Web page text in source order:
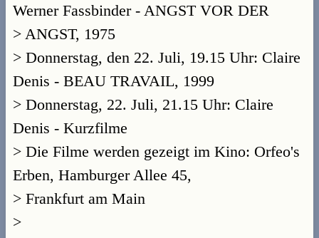
Werner Fassbinder - ANGST VOR DER
> ANGST, 1975
> Donnerstag, den 22. Juli, 19.15 Uhr: Claire
Denis - BEAU TRAVAIL, 1999
> Donnerstag, 22. Juli, 21.15 Uhr: Claire
Denis - Kurzfilme
> Die Filme werden gezeigt im Kino: Orfeo's
Erben, Hamburger Allee 45,
> Frankfurt am Main
>